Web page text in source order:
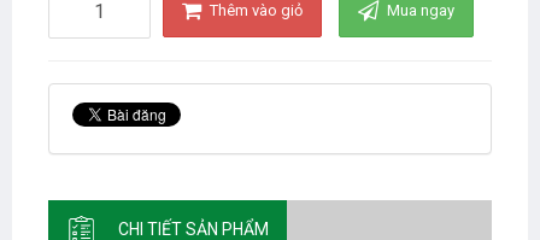
Thêm vào giỏ Mua ngay
CHI TIẾT SẢN PHẨM